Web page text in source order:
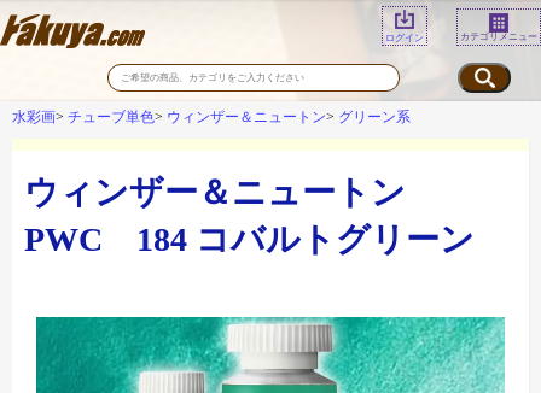
ログイン カテゴリメニュー
水彩画 チューブ単色 ウィンザー＆ニュートン グリーン系
ウィンザー＆ニュートン
PWC 184 コバルトグリーン